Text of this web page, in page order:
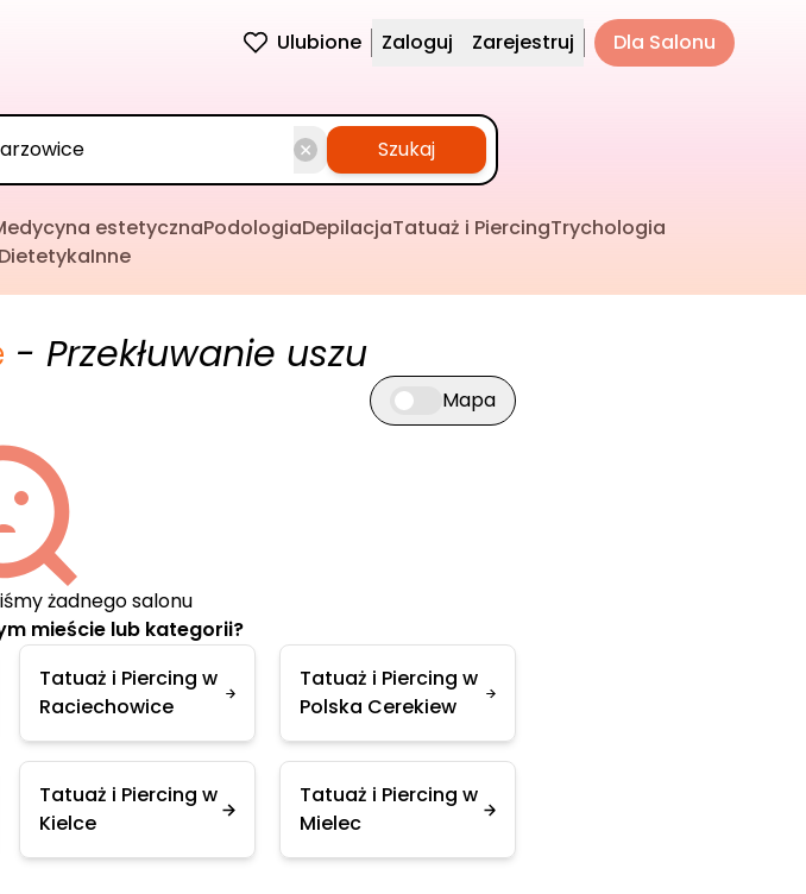
Ulubione Zaloguj Zarejestruj Dla Salonu
Szukaj
estetycznaPodologiaDepilacjaTatuaż i PiercingTrychologia
DietetykaInne
- Przekłuwanie uszu
Przełącz widok mapy
Mapa
żadnego salonu
mieście lub kategorii?
Tatuaż i Piercing w
Raciechowice
Tatuaż i Piercing w
Polska Cerekiew
Tatuaż i Piercing w
Kielce
Tatuaż i Piercing w
Mielec